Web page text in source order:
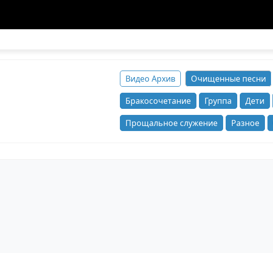
Видео Архив Очищенные песни
Бракосочетание
Группа Дети
Прощальное служение
Разное